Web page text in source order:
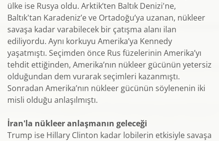
ülke ise Rusya oldu. Arktik’ten Baltık Denizi'ne,
Baltık'tan Karadeniz’e ve Ortadoğu’ya uzanan, nükleer
savaşa kadar varabilecek bir çatışma alanı ilan
ediliyordu. Aynı korkuyu Amerika’ya Kennedy
yaşatmıştı. Seçimden önce Rus füzelerinin Amerika’yı
tehdit ettiğinden, Amerika’nın nükleer gücünün yetersiz
olduğundan dem vurarak seçimleri kazanmıştı.
Sonradan Amerika’nın nükleer gücünün söylenenin iki
misli olduğu anlaşılmıştı.
İran'la nükleer anlaşmanın geleceği
Trump ise Hillary Clinton kadar lobilerin etkisiyle savaşa